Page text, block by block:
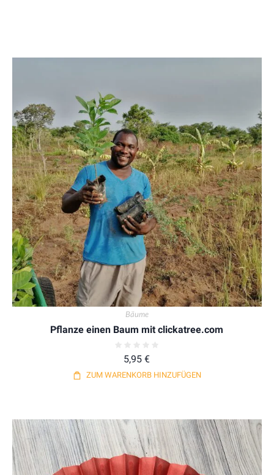
Bäume
Pflanze einen Baum mit clickatree.com
ZUM WARENKORB HINZUFÜGEN
5,95€